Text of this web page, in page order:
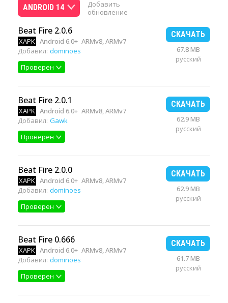
ANDROID 14
Добавить
обновление
Beat Fire 2.0.6
XAPK Android 6.0+ ARMv8, ARMv7
Добавил: dominoes
Проверен
СКАЧАТЬ
67.8 MB
русский
Beat Fire 2.0.1
XAPK Android 6.0+ ARMv8, ARMv7
Добавил: Gawk
Проверен
СКАЧАТЬ
62.9 MB
русский
Beat Fire 2.0.0
XAPK Android 6.0+ ARMv8, ARMv7
Добавил: dominoes
Проверен
СКАЧАТЬ
62.9 MB
русский
Beat Fire 0.666
XAPK Android 6.0+ ARMv8, ARMv7
Добавил: dominoes
Проверен
СКАЧАТЬ
61.7 MB
русский